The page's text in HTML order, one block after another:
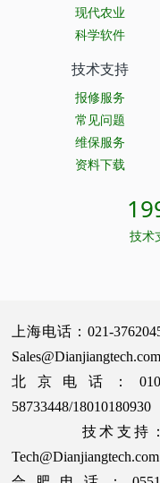
现代农业
科学软件
技术支持
报修服务
常见问题
维保服务
资料下载
技术
上海电话：021-
Sales@Dianjiangtech.com
北京电话：
58733448/18010180930
技术支持：
Tech@Dianjiangtech.com